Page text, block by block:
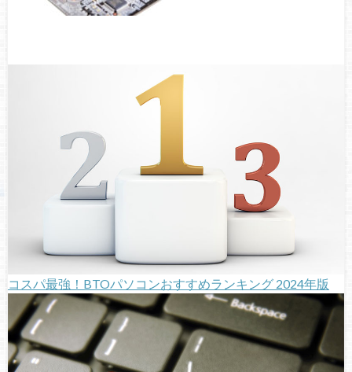
コスパ最強！BTOパソコンおすすめランキング 2024年版